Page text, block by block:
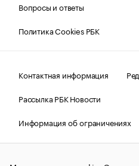
Вопросы и ответы
Политика Cookies РБК
Контактная информация
Рассылка РБК Новости
Информация об ограничениях
Правовая информация
О